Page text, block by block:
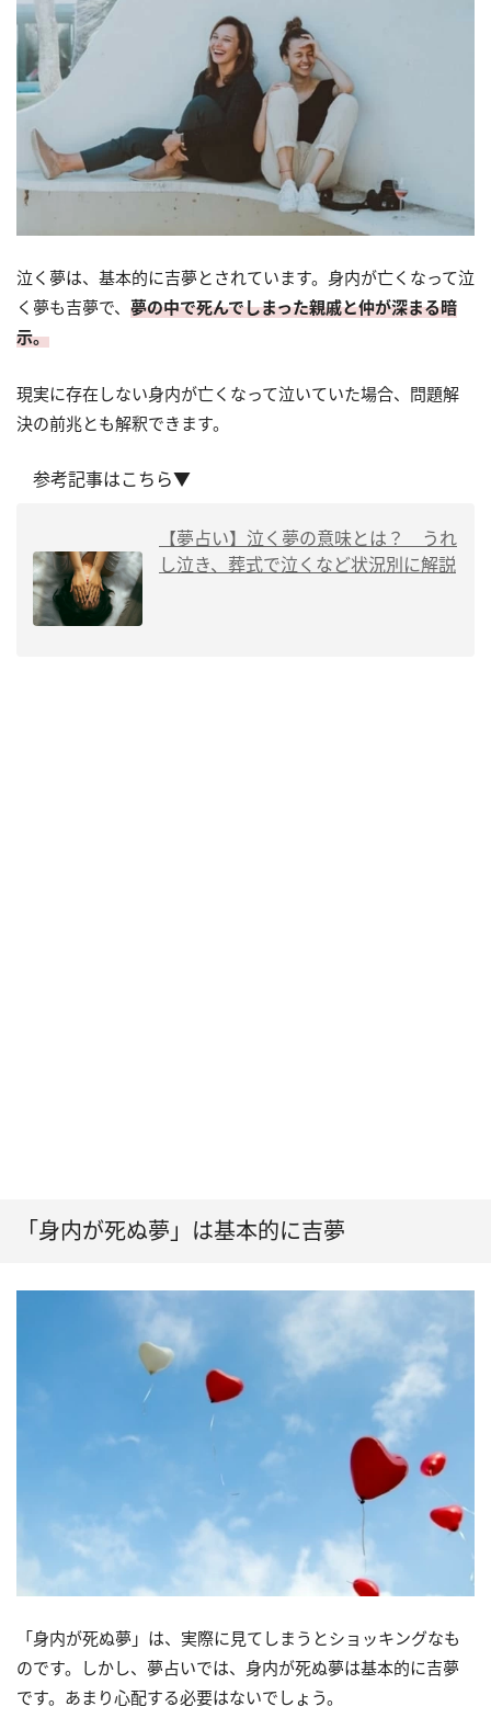
泣く夢は、基本的に吉夢とされています。身内が亡くなって泣
く夢も吉夢で、 夢の中で死んでしまった親戚と仲が深まる暗
示。
現実に存在しない身内が亡くなって泣いていた場合、問題解
決の前兆とも解釈できます。
参考記事はこちら▼
【夢占い】泣く夢の意味とは？ うれ
し泣き、葬式で泣くなど状況別に解説
「身内が死ぬ夢」は基本的に吉夢
「身内が死ぬ夢」は、実際に見てしまうとショッキングなも
のです。しかし、夢占いでは、身内が死ぬ夢は基本的に吉夢
です。あまり心配する必要はないでしょう。